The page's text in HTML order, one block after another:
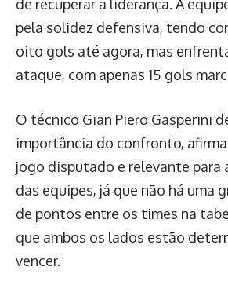
de recuperar a liderança. A
pela solidez defensiva, tendo
oito gols até agora, mas
ataque, com apenas 15 gols
O técnico Gian Piero Gasperini
importância do confronto,
jogo disputado e relevante para
das equipes, já que não há uma
de pontos entre os times na
que ambos os lados estão
vencer.